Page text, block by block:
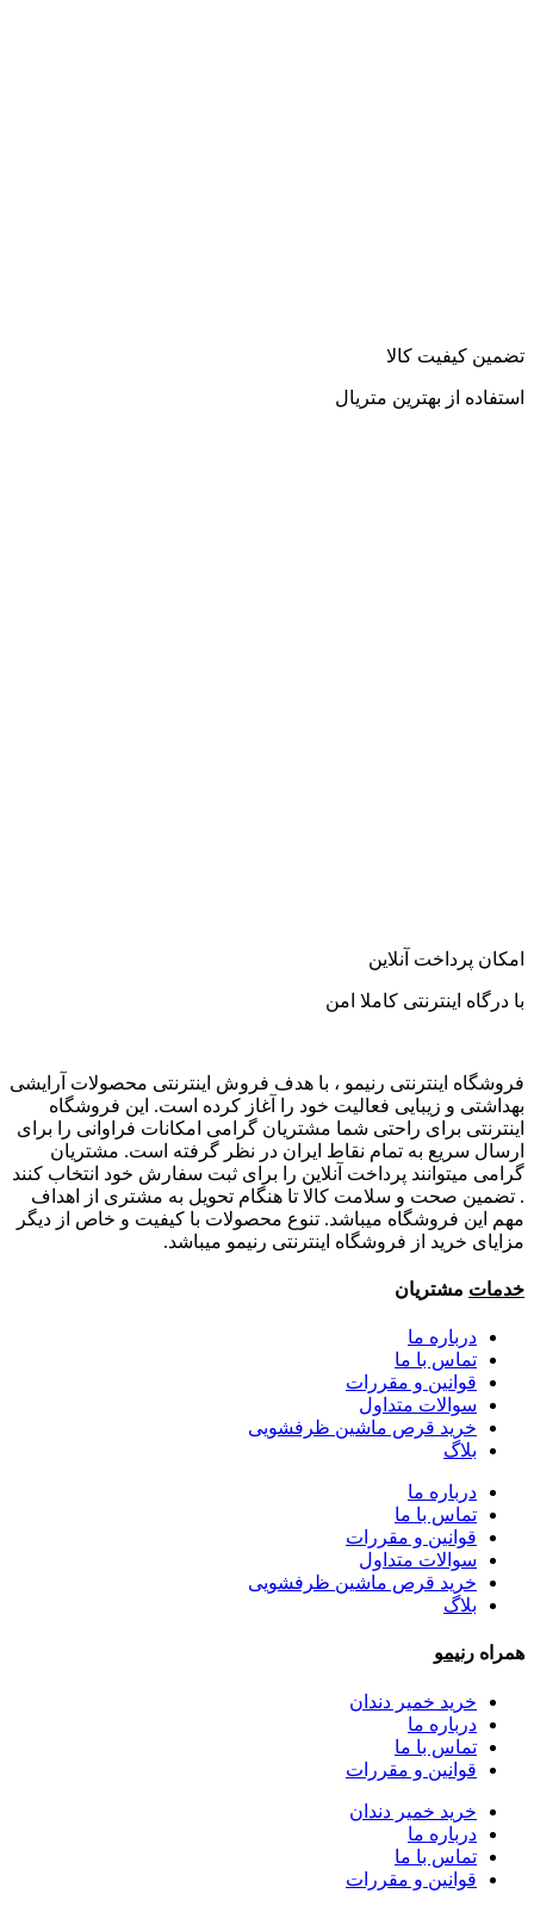
تضمین کیفیت کالا
استفاده از بهترین متریال
امکان پرداخت آنلاین
با درگاه اینترنتی کاملا امن
فروشگاه اینترنتی رنیمو ، با هدف فروش اینترنتی محصولات آرایشی
بهداشتی و زیبایی فعالیت خود را آغاز کرده است. این فروشگاه
اینترنتی برای راحتی شما مشتریان گرامی امکانات فراوانی را برای
ارسال سریع به تمام نقاط ایران در نظر گرفته است. مشتریان
گرامی میتوانند پرداخت آنلاین را برای ثبت سفارش خود انتخاب کنند
. تضمین صحت و سلامت کالا تا هنگام تحویل به مشتری از اهداف
مهم این فروشگاه میباشد. تنوع محصولات با کیفیت و خاص از دیگر
مزایای خرید از فروشگاه اینترنتی رنیمو میباشد.
خدمات مشتریان
درباره ما
تماس با ما
قوانین و مقررات
سوالات متداول
خرید قرص ماشین ظرفشویی
بلاگ
درباره ما
تماس با ما
قوانین و مقررات
سوالات متداول
خرید قرص ماشین ظرفشویی
بلاگ
همراه رنیمو
خرید خمیر دندان
درباره ما
تماس با ما
قوانین و مقررات
خرید خمیر دندان
درباره ما
تماس با ما
قوانین و مقررات